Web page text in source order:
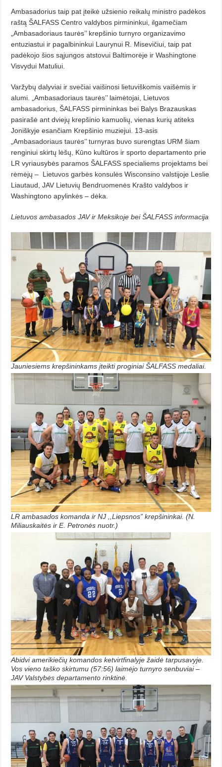
Ambasadorius taip pat įteikė užsienio reikalų ministro padėkos
raštą ŠALFASS Centro valdybos pirmininkui, ilgamečiam
„Ambasadoriaus taurės’’ krepšinio turnyro organizavimo
entuziastui ir pagalbininkui Laurynui R. Misevičiui, taip pat
padėkojo šios sąjungos atstovui Baltimorėje ir Washingtone
Visvydui Matuliui.
Varžybų dalyviai ir svečiai vaišinosi lietuviškomis vaišėmis ir
alumi. „Ambasadoriaus taurės’’ laimėtojai, Lietuvos
ambasadorius, ŠALFASS pirmininkas bei Balys Brazauskas
pasirašė ant dviejų krepšinio kamuolių, vienas kurių atiteks
Joniškyje esančiam Krepšinio muziejui. 13-asis
„Ambasadoriaus taurės’’ turnyras buvo surengtas URM šiam
renginiui skirtų lėšų, Kūno kultūros ir sporto departamento prie
LR vyriausybės paramos ŠALFASS specialiems projektams bei
rėmėjų – Lietuvos garbės konsulės Wisconsino valstijoje Leslie
Liautaud, JAV Lietuvių Bendruomenės Krašto valdybos ir
Washingtono apylinkės – dėka.
Lietuvos ambasados JAV ir Meksikoje bei ŠALFASS informacija
Jauniesiems krepšininkams įteikti proginiai ŠALFASS medaliai.
LR ambasados komanda ir NJ ,,Liepsnos” krepšininkai. (N.
Miliauskaitės ir E. Petronės nuotr.)
Abidvi amerikiečių komandos ketvirtfinalyje žaidė tarpusavyje.
Vos vieno taško skirtumu (57:56) laimėjo turnyro senbuviai –
JAV Valstybės departamento rinktinė.